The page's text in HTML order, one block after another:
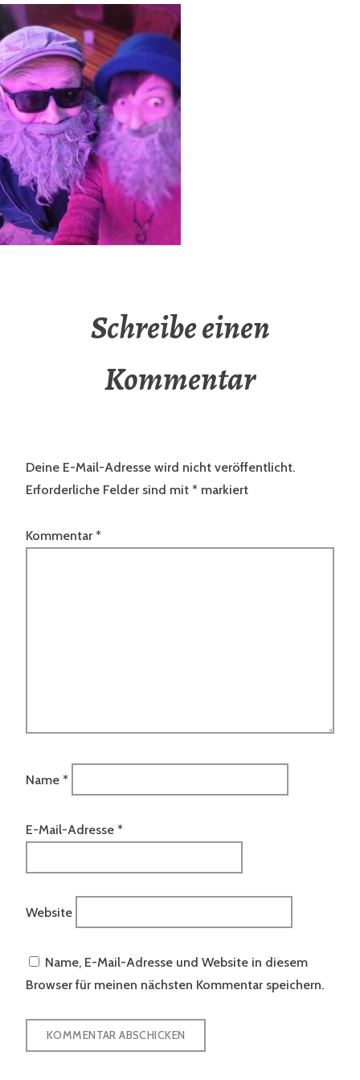
Schreibe einen
Kommentar
Deine E-Mail-Adresse wird nicht veröffentlicht.
Erforderliche Felder sind mit * markiert
Kommentar *
Name *
E-Mail-Adresse *
Website
Name, E-Mail-Adresse und Website in diesem
Browser für meinen nächsten Kommentar speichern.